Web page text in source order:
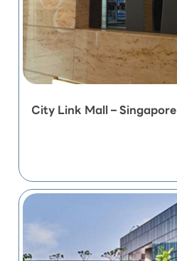
City Link Mall – Singapore